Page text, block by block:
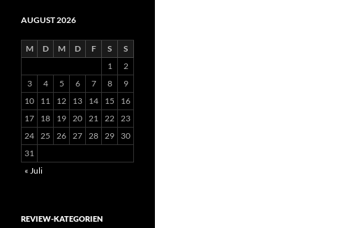
AUGUST 2026
M D M D F S
S
1
2
3
4 5 6 7 8
9
10
11 12 13 14 15
16
17
18 19 20 21 22 23
24 25 26 27 28 29
30
31
« Juli
REVIEW-KATEGORIEN